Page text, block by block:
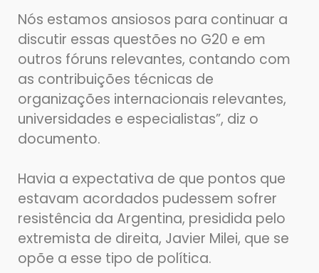
Nós estamos ansiosos para continuar a
discutir essas questões no G20 e em
outros fóruns relevantes, contando com
as contribuições técnicas de
organizações internacionais relevantes,
universidades e especialistas”, diz o
documento.
Havia a expectativa de que pontos que
estavam acordados pudessem sofrer
resistência da Argentina, presidida pelo
extremista de direita, Javier Milei, que se
opõe a esse tipo de política.